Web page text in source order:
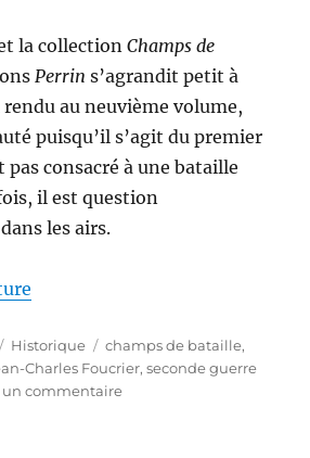
Clerc
la collectionChamps de
Perrin s’agrandit petit à
au neuvième volume,
puisqu’il s’agit du premier
pas consacré à une bataille
il est question
les airs.
Catégories
Historique Étiquettes
champs de bataille,
Charles Foucrier,seconde guerre
un commentairesur